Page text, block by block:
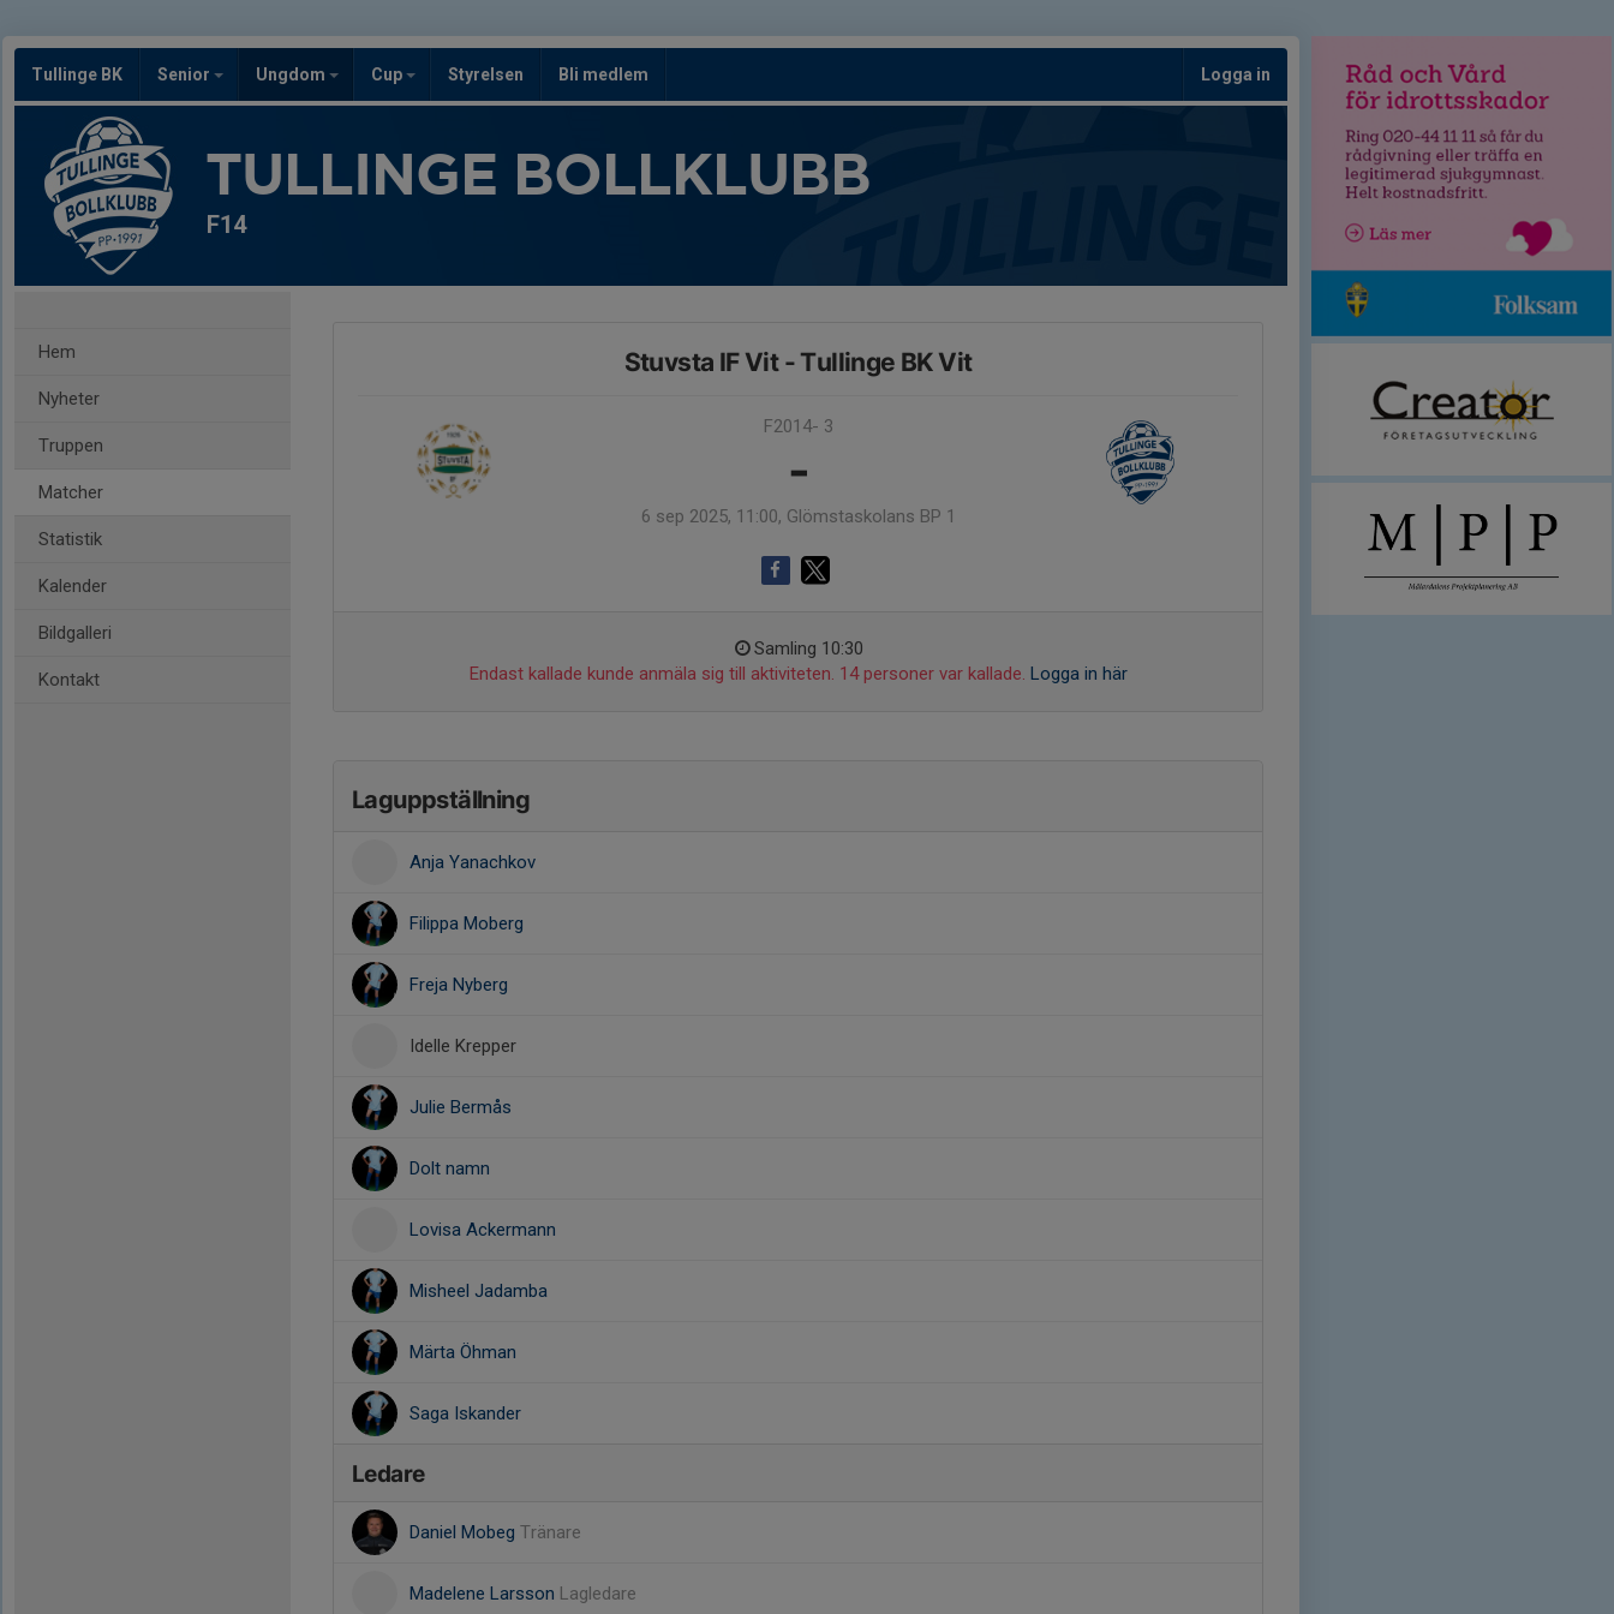
Tullinge BK Senior Ungdom Cup Styrelsen Bli medlem Logga in
TULLINGE BOLLKLUBB
F14
Hem
Nyheter
Truppen
Matcher
Statistik
Kalender
Bildgalleri
Kontakt
Stuvsta IF Vit - Tullinge BK Vit
F2014- 3
-
6 sep 2025, 11:00, Glömstaskolans BP 1
Samling 10:30
Endast kallade kunde anmäla sig till aktiviteten. 14 personer var kallade. Logga in här
Laguppställning
Anja Yanachkov
Filippa Moberg
Freja Nyberg
Idelle Krepper
Julie Bermås
Dolt namn
Lovisa Ackermann
Misheel Jadamba
Märta Öhman
Saga Iskander
Ledare
Daniel Mobeg Tränare
Madelene Larsson Lagledare